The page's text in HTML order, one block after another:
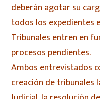
deberán agotar su
todos los expedientes
Tribunales entren en
procesos pendientes.
Ambos entrevistados
creación de tribunales